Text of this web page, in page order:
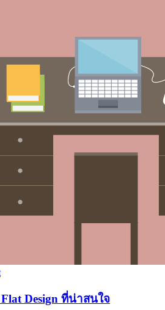
Design ที่น่าสนใจ